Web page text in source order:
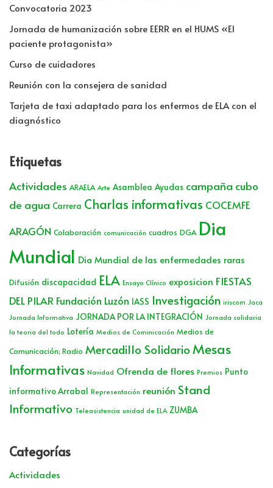
Convocatoria 2023
Jornada de humanización sobre EERR en el HUMS «El
paciente protagonista»
Curso de cuidadores
Reunión con la consejera de sanidad
Tarjeta de taxi adaptado para los enfermos de ELA con el
diagnóstico
Etiquetas
Actividades ARAELA Arte Asamblea Ayudas campaña cubo
de agua Carrera Charlas informativas COCEMFE
ARAGÓN Colaboración comunicación cuadros DGA Dia
Mundial Dia Mundial de las enfermedades raras
Difusión discapacidad ELA Ensayo Clínico exposicion FIESTAS
DEL PILAR Fundación Luzón IASS Investigación iriscom Jaca
Jornada Informativa JORNADA POR LA INTEGRACIÓN Jornada solidaria
la teoria del todo Lotería Medios de Cominicación Medios de
Comunicación; Radio Mercadillo SolidarioMesas
Informativas Navidad Ofrenda de flores Premios Punto
informativo Arrabal Representación reunión Stand
Informativo Teleasistencia unidad de ELA ZUMBA
Categorías
Actividades